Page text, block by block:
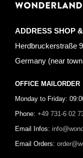
ADDRESS SHOP
Herdbruckerstraße
Germany (near
OFFICE MAILORDER
Monday to Friday:
Phone: +49 731-6 02
Email Infos:
Email Orders: